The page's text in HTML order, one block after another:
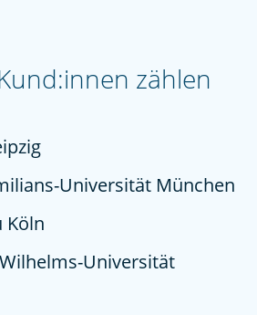
zählen
Universität München
Köln
Universität